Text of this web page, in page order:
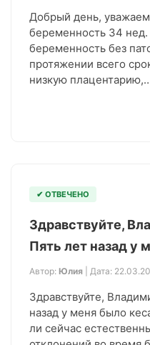
Добрый день,
беременность 34
беременность без
протяжении всего
низкую
✔ ОТВЕЧЕНО
Здравствуйте,
Пять лет назад у
Автор: Юлия | Дата:
Здравствуйте,
назад у меня было
ли сейчас